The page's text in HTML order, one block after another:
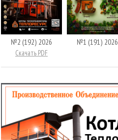
№2 (192) 2026
Скачать PDF
№1 (191) 2026